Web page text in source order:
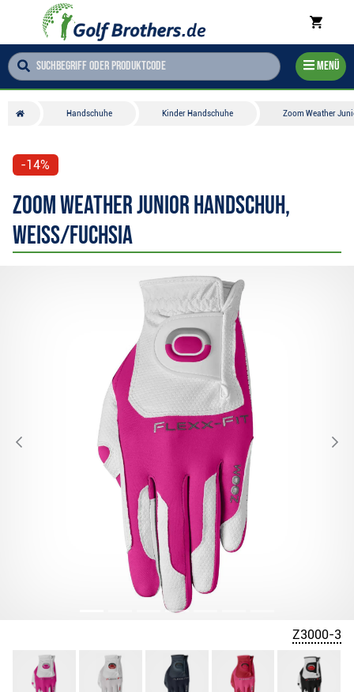
Menü
Handschuhe Kinder Handschuhe Zoom Weather
-14%
Zoom Weather Junior Handschuh,
weiss/fuchsia
Z3000-3